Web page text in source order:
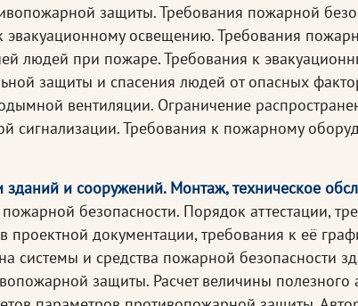
защиты. Требования пожарной
освещению. Требования
людей при пожаре. Требования к
защиты и спасения людей от опасных
вентиляции. Ограничение
сигнализации. Требования к пожарному
и сооружений. Монтаж, техническое
безопасности. Порядок аттестации,
документации, требования к её
системы и средства пожарной безопасности
защиты. Расчет величины полезного